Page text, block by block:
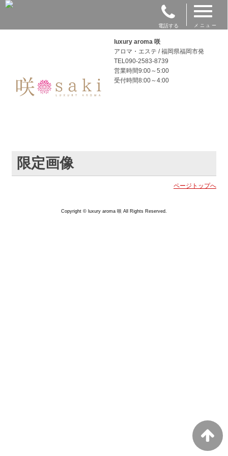
電話する メニュー
luxury aroma 咲
アロマ・エステ / 福岡県福岡市発
TEL090-2583-8739
営業時間9:00～5:00
受付時間8:00～4:00
限定画像
ページトップへ
Copyright © luxury aroma 咲 All Rights Reserved.